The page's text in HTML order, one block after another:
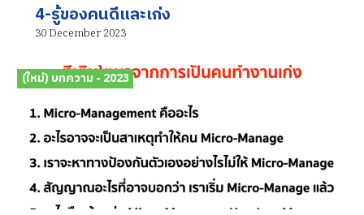
4-รู้ของคนดีและเก่ง
30 December 2023
(ใหม่) บทความ - 2023